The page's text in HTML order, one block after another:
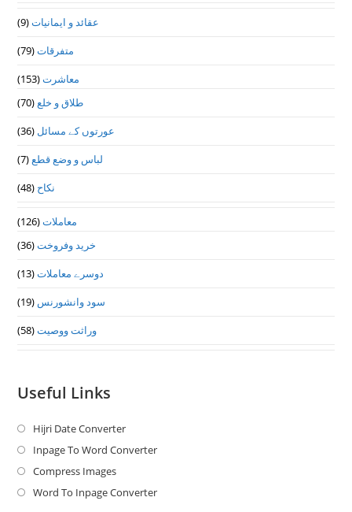
عقائد و ایمانیات(9)
متفرقات(79)
معاشرت(153)
طلاق و خلع(70)
عورتوں کے مسائل (36)
لباس و وضع قطع(7)
نکاح (48)
معاملات(126)
خرید وفروخت(36)
دوسرے معاملات(13)
سود وانشورنس (19)
وراثت ووصيت(58)
Useful Links
Hijri Date ConverterOpens
in
new
Inpage To Word ConverterOpens
a
Compress ImagesOpens
in
Word To Inpage ConverterOpens